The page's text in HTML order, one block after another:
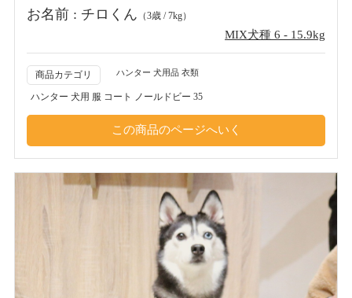
お名前 : チロくん （3歳 / 7kg）
MIX犬種 6 - 15.9kg
商品カテゴリ ハンター 犬用品 衣類
ハンター 犬用 服 コート ノールドビー 35